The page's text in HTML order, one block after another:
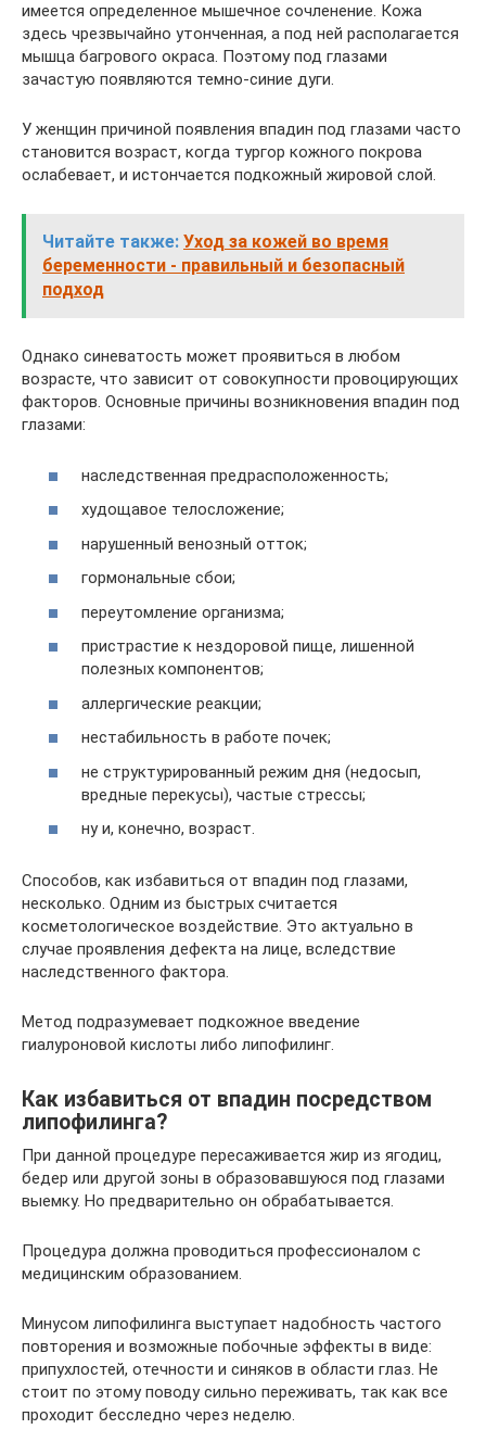
имеется определенное мышечное сочленение. Кожа
здесь чрезвычайно утонченная, а под ней располагается
мышца багрового окраса. Поэтому под глазами
зачастую появляются темно-синие дуги.
У женщин причиной появления впадин под глазами часто
становится возраст, когда тургор кожного покрова
ослабевает, и истончается подкожный жировой слой.
Читайте также: Уход за кожей во время
беременности - правильный и безопасный
подход
Однако синеватость может проявиться в любом
возрасте, что зависит от совокупности провоцирующих
факторов. Основные причины возникновения впадин под
глазами:
наследственная предрасположенность;
худощавое телосложение;
нарушенный венозный отток;
гормональные сбои;
переутомление организма;
пристрастие к нездоровой пище, лишенной
полезных компонентов;
аллергические реакции;
нестабильность в работе почек;
не структурированный режим дня (недосып,
вредные перекусы), частые стрессы;
ну и, конечно, возраст.
Способов, как избавиться от впадин под глазами,
несколько. Одним из быстрых считается
косметологическое воздействие. Это актуально в
случае проявления дефекта на лице, вследствие
наследственного фактора.
Метод подразумевает подкожное введение
гиалуроновой кислоты либо липофилинг.
Как избавиться от впадин посредством
липофилинга?
При данной процедуре пересаживается жир из ягодиц,
бедер или другой зоны в образовавшуюся под глазами
выемку. Но предварительно он обрабатывается.
Процедура должна проводиться профессионалом с
медицинским образованием.
Минусом липофилинга выступает надобность частого
повторения и возможные побочные эффекты в виде:
припухлостей, отечности и синяков в области глаз. Не
стоит по этому поводу сильно переживать, так как все
проходит бесследно через неделю.